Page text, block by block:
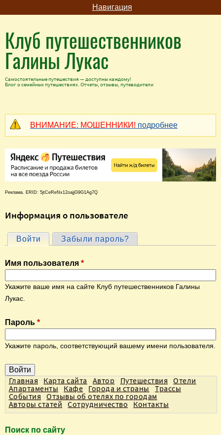
Навигация
Клуб путешественников
Галины Лукас
Самостоятельные путешествия — доступны каждому!
Блог о семейных путешествиях. Отчеты, отзывы, путеводители
ВНИМАНИЕ: МОШЕННИКИ! подробнее
Реклама. ERID: 5jtCeReNx12oajjG9G1Ag7Q
Информация о пользователе
Г
л
а
в
н
е
в
л
а
д
к
и
Войти (активная вкладка)
Забыли пароль?
Имя пользователя *
Укажите ваше имя на сайте Клуб путешественников Галины
Лукас.
Пароль *
Укажите пароль, соответствующий вашему имени пользователя.
Главная Карта сайта Автор Путешествия
Отели
Апартаменты
Кафе Города и страны
Трассы
События
Отзывы об отелях по городам
Авторы статей
Сотрудничество Контакты
Поиск по сайту